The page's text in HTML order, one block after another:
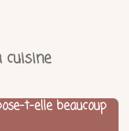
t-elle beaucoup